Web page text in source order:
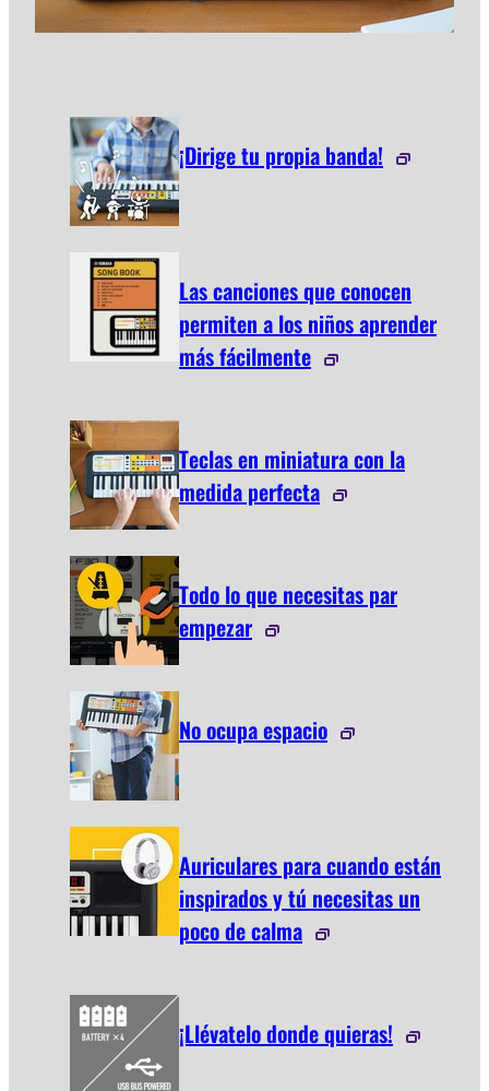
¡Dirige tu propia banda!
Las canciones que conocen
permiten a los niños aprender
más fácilmente
Teclas en miniatura con la
medida perfecta
Todo lo que necesitas par
empezar
No ocupa espacio
Auriculares para cuando están
inspirados y tú necesitas un
poco de calma
¡Llévatelo donde quieras!